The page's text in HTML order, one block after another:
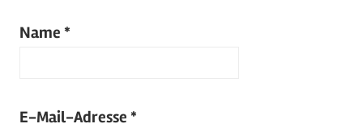
Name *
E-Mail-Adresse *